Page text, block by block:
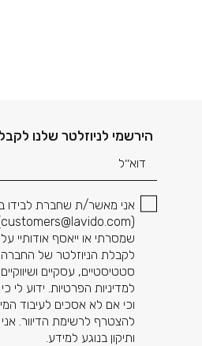
הירשמי לניוזלטר שלנו
דוא׳׳ל
אני מאשר/ת שחברת לבידו
(
customers@lavido.com
שמסרתי או ייאסף אודותיי
לקבלת הניוזלטר של
סטטיסטיים, עסקיים
למדיניות הפרטיות. ידוע לי
וכי אם לא אסכים לעיבוד
להצטרף לרשימת הדיוור. אני
ותיקון בנוגע למידע.